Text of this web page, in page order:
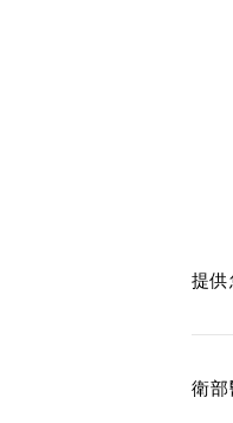
提供
衛